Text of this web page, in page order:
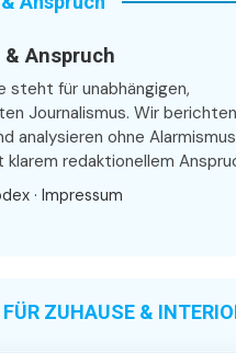
Anspruch
steht für unabhängigen,
Journalismus. Wir
analysieren ohne
klarem redaktionellem
· Impressum
ZUHAUSE &